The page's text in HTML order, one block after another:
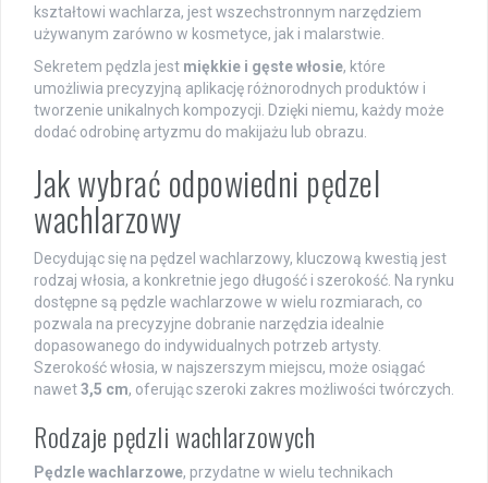
kształtowi wachlarza, jest wszechstronnym narzędziem
używanym zarówno w kosmetyce, jak i malarstwie.
Sekretem pędzla jest miękkie i gęste włosie, które
umożliwia precyzyjną aplikację różnorodnych produktów i
tworzenie unikalnych kompozycji. Dzięki niemu, każdy może
dodać odrobinę artyzmu do makijażu lub obrazu.
Jak wybrać odpowiedni pędzel
wachlarzowy
Decydując się na pędzel wachlarzowy, kluczową kwestią jest
rodzaj włosia, a konkretnie jego długość i szerokość. Na rynku
dostępne są pędzle wachlarzowe w wielu rozmiarach, co
pozwala na precyzyjne dobranie narzędzia idealnie
dopasowanego do indywidualnych potrzeb artysty.
Szerokość włosia, w najszerszym miejscu, może osiągać
nawet3,5 cm, oferując szeroki zakres możliwości twórczych.
Rodzaje pędzli wachlarzowych
Pędzle wachlarzowe, przydatne w wielu technikach